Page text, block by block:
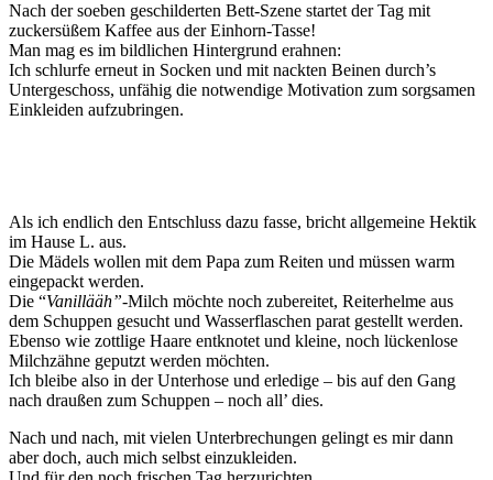
Nach der soeben geschilderten Bett-Szene startet der Tag mit
zuckersüßem Kaffee aus der Einhorn-Tasse!
Man mag es im bildlichen Hintergrund erahnen:
Ich schlurfe erneut in Socken und mit nackten Beinen durch’s
Untergeschoss, unfähig die notwendige Motivation zum sorgsamen
Einkleiden aufzubringen.
Als ich endlich den Entschluss dazu fasse, bricht allgemeine Hektik
im Hause L. aus.
Die Mädels wollen mit dem Papa zum Reiten und müssen warm
eingepackt werden.
Die “Vanillääh”-Milch möchte noch zubereitet, Reiterhelme aus
dem Schuppen gesucht und Wasserflaschen parat gestellt werden.
Ebenso wie zottlige Haare entknotet und kleine, noch lückenlose
Milchzähne geputzt werden möchten.
Ich bleibe also in der Unterhose und erledige – bis auf den Gang
nach draußen zum Schuppen – noch all’ dies.
Nach und nach, mit vielen Unterbrechungen gelingt es mir dann
aber doch, auch mich selbst einzukleiden.